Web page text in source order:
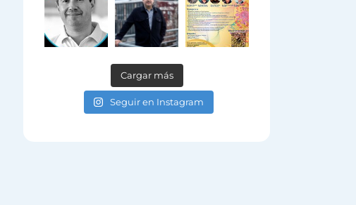
Cargar más
Seguir en Instagram